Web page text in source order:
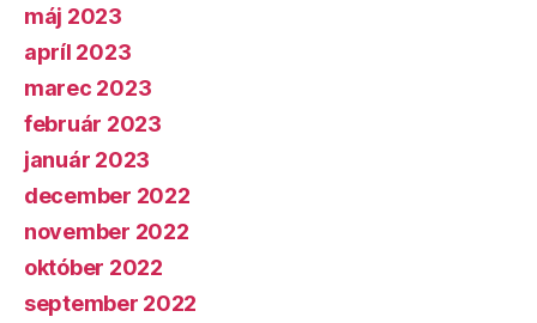
máj 2023
apríl 2023
marec 2023
február 2023
január 2023
december 2022
november 2022
október 2022
september 2022